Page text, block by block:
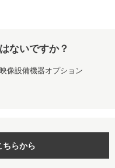
ないですか？
映像設備機器オプション
ちらから